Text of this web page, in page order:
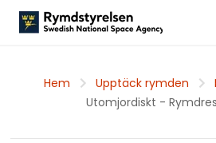
Hem Upptäck rymden
Utomjordiskt -